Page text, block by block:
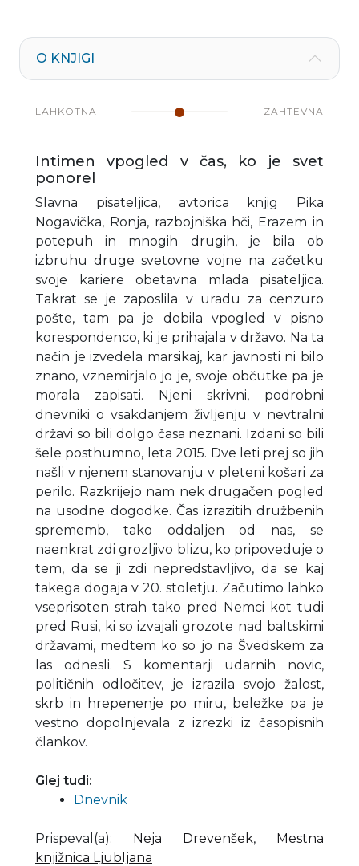
O KNJIGI
LAHKOTNA ZAHTEVNA
Intimen vpogled v čas, ko je svet
ponorel
Slavna pisateljica, avtorica knjig Pika
Nogavička, Ronja, razbojniška hči, Erazem in
potepuh in mnogih drugih, je bila ob
izbruhu druge svetovne vojne na začetku
svoje kariere obetavna mlada pisateljica.
Takrat se je zaposlila v uradu za cenzuro
pošte, tam pa je dobila vpogled v pisno
korespondenco, ki je prihajala v državo. Na ta
način je izvedela marsikaj, kar javnosti ni bilo
znano, vznemirjalo jo je, svoje občutke pa je
morala zapisati. Njeni skrivni, podrobni
dnevniki o vsakdanjem življenju v nevtralni
državi so bili dolgo časa neznani. Izdani so bili
šele posthumno, leta 2015. Dve leti prej so jih
našli v njenem stanovanju v pleteni košari za
perilo. Razkrijejo nam nek drugačen pogled
na usodne dogodke. Čas izrazitih družbenih
sprememb, tako oddaljen od nas, se
naenkrat zdi grozljivo blizu, ko pripoveduje o
tem, da se ji zdi nepredstavljivo, da se kaj
takega dogaja v 20. stoletju. Začutimo lahko
vseprisoten strah tako pred Nemci kot tudi
pred Rusi, ki so izvajali grozote nad baltskimi
državami, medtem ko so jo na Švedskem za
las odnesli. S komentarji udarnih novic,
političnih odločitev, je izrazila svojo žalost,
skrb in hrepenenje po miru, beležke pa je
vestno dopolnjevala z izrezki iz časopisnih
člankov.
Glej tudi:
Dnevnik
Prispeval(a): Neja Drevenšek, Mestna
knjižnica Ljubljana